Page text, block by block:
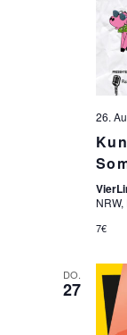
26.
7€
DO.
27